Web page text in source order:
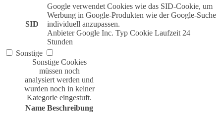
SID
Google verwendet Cookies wie das SID-Cookie, um
Werbung in Google-Produkten wie der Google-Suche
individuell anzupassen.
Anbieter Google Inc. Typ Cookie Laufzeit 24
Stunden
Sonstige
Sonstige Cookies
müssen noch
analysiert werden und
wurden noch in keiner
Kategorie eingestuft.
Name Beschreibung